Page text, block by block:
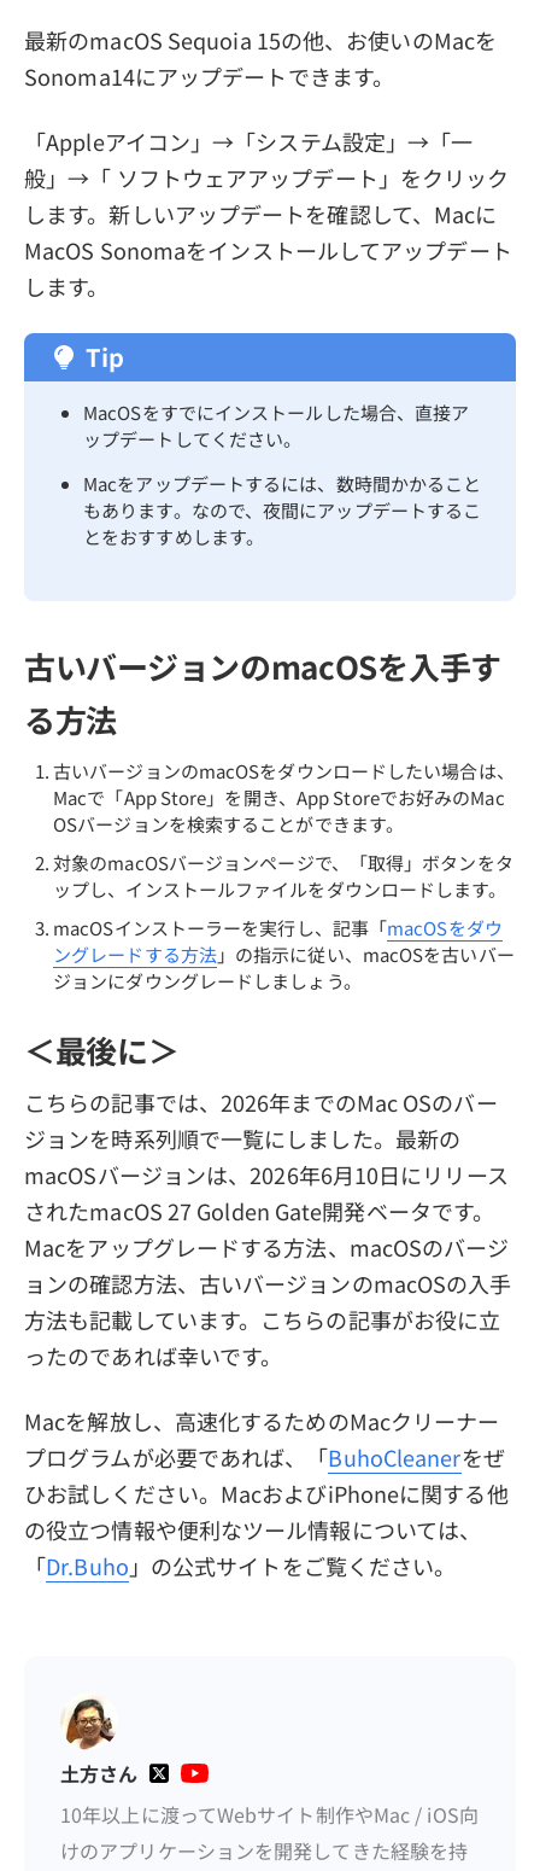
最新のmacOS Sequoia 15の他、お使いのMacを
Sonoma14にアップデートできます。
「Appleアイコン」→「システム設定」→「一
般」→「 ソフトウェアアップデート」をクリック
します。新しいアップデートを確認して、Macに
MacOS Sonomaをインストールしてアップデート
します。
Tip
MacOSをすでにインストールした場合、直接ア
ップデートしてください。
Macをアップデートするには、数時間かかること
もあります。なので、夜間にアップデートするこ
とをおすすめします。
古いバージョンのmacOSを入手す
る方法
古いバージョンのmacOSをダウンロードしたい場合は、
Macで「App Store」を開き、App Storeでお好みのMac
OSバージョンを検索することができます。
対象のmacOSバージョンページで、「取得」ボタンをタ
ップし、インストールファイルをダウンロードします。
macOSインストーラーを実行し、記事「macOSをダウ
ングレードする方法」の指示に従い、macOSを古いバー
ジョンにダウングレードしましょう。
＜最後に＞
こちらの記事では、2026年までのMac OSのバー
ジョンを時系列順で一覧にしました。最新の
macOSバージョンは、2026年6月10日にリリース
されたmacOS 27 Golden Gate開発ベータです。
Macをアップグレードする方法、macOSのバージ
ョンの確認方法、古いバージョンのmacOSの入手
方法も記載しています。こちらの記事がお役に立
ったのであれば幸いです。
Macを解放し、高速化するためのMacクリーナー
プログラムが必要であれば、「BuhoCleanerをぜ
ひお試しください。MacおよびiPhoneに関する他
の役立つ情報や便利なツール情報については、
「Dr.Buho 」の公式サイトをご覧ください。
土方さん
10年以上に渡ってWebサイト制作やMac / iOS向
けのアプリケーションを開発してきた経験を持